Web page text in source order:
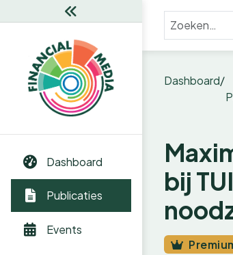
Dashboard
Publicaties
Events
Dashboard
bij